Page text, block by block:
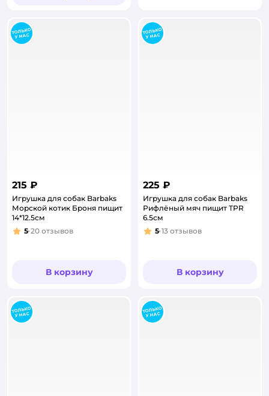
215 ₽
Игрушка для собак Barbaks
Морской котик Броня пищит
14*12.5см
Рейтинг:
5 20 отзывов
В корзину
225 ₽
Игрушка для собак Barbaks
Рифлёный мяч пищит TPR
6.5см
Рейтинг:
5 13 отзывов
В корзину